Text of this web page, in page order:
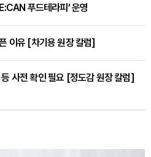
푸드테라피’ 운영
이유 [차기용 원장 칼럼]
사전 확인 필요 [정도감 원장 칼럼]